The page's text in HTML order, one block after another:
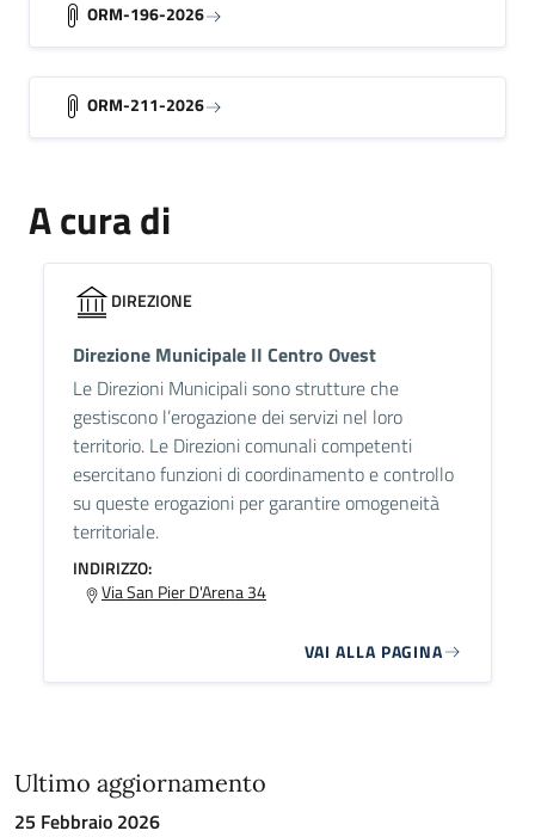
ORM-196-2026
ORM-211-2026
A cura di
DIREZIONE
Direzione Municipale II Centro Ovest
Le Direzioni Municipali sono strutture che
gestiscono l’erogazione dei servizi nel loro
territorio. Le Direzioni comunali competenti
esercitano funzioni di coordinamento e controllo
su queste erogazioni per garantire omogeneità
territoriale.
INDIRIZZO:
Via San Pier D'Arena 34
VAI ALLA PAGINA
Ultimo aggiornamento
25 Febbraio 2026